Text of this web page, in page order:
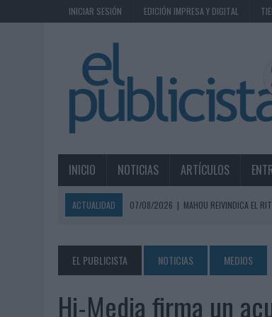
INICIAR SESIÓN EDICIÓN IMPRESA Y DIGITAL
INICIO NOTICIAS ARTÍCULOS
ACTUALIDAD 07/08/2026 | MAHOU REIVINDICA EL
07/08/2026 | EL VERANO PONE A PRUEBA LA
07/08/2026
VUELING CONVIERTE LOS RECUERDOS EN
EL PUBLICISTA NOTICIAS MEDIOS
Hi-Media firma un